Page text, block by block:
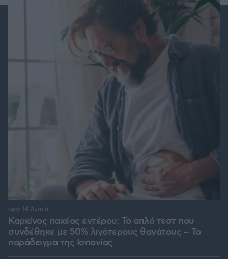
Καρκίνος παχέος εντέρου: Το απλό τεστ που
συνδέθηκε με 50% λιγότερους θανάτους – Το
παράδειγμα της Ισπανίας
πριν 14 λεπτά